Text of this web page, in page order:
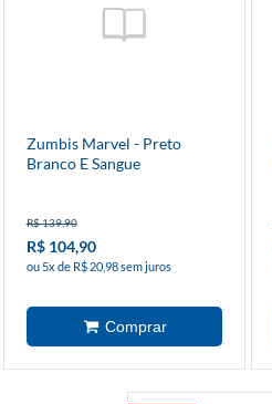
Zumbis Marvel - Preto
Branco E Sangue
R$ 139,90
R$ 104,90
ou 5x de R$ 20,98 sem juros